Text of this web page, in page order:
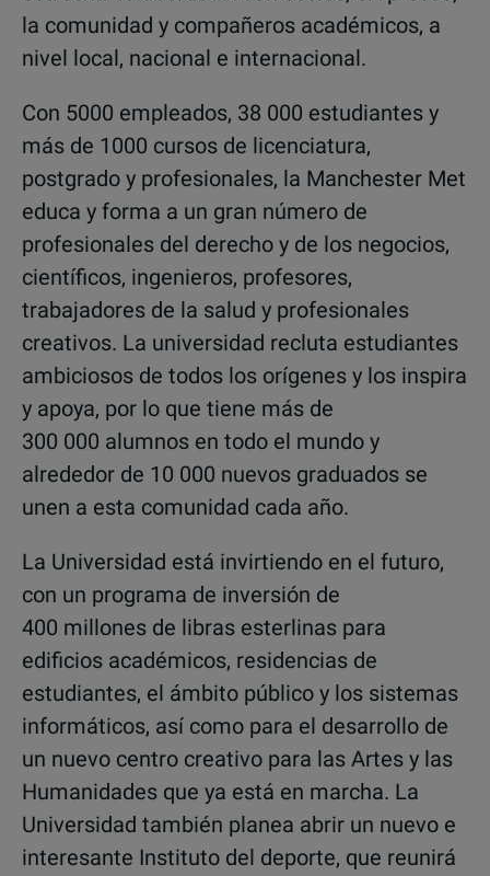
la comunidad y compañeros académicos, a
nivel local, nacional e internacional.
Con 5000 empleados, 38 000 estudiantes y
más de 1000 cursos de licenciatura,
postgrado y profesionales, la Manchester Met
educa y forma a un gran número de
profesionales del derecho y de los negocios,
científicos, ingenieros, profesores,
trabajadores de la salud y profesionales
creativos. La universidad recluta estudiantes
ambiciosos de todos los orígenes y los inspira
y apoya, por lo que tiene más de
300 000 alumnos en todo el mundo y
alrededor de 10 000 nuevos graduados se
unen a esta comunidad cada año.
La Universidad está invirtiendo en el futuro,
con un programa de inversión de
400 millones de libras esterlinas para
edificios académicos, residencias de
estudiantes, el ámbito público y los sistemas
informáticos, así como para el desarrollo de
un nuevo centro creativo para las Artes y las
Humanidades que ya está en marcha. La
Universidad también planea abrir un nuevo e
interesante Instituto del deporte, que reunirá